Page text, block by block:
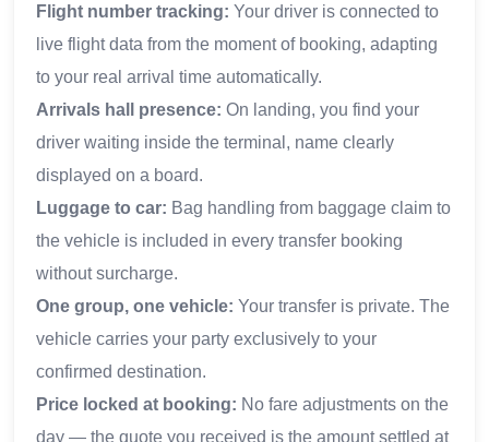
Flight number tracking: Your driver is connected to
live flight data from the moment of booking, adapting
to your real arrival time automatically.
Arrivals hall presence: On landing, you find your
driver waiting inside the terminal, name clearly
displayed on a board.
Luggage to car: Bag handling from baggage claim to
the vehicle is included in every transfer booking
without surcharge.
One group, one vehicle: Your transfer is private. The
vehicle carries your party exclusively to your
confirmed destination.
Price locked at booking: No fare adjustments on the
day — the quote you received is the amount settled at